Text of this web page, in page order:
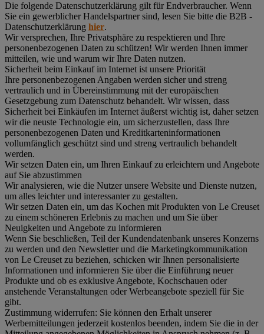
Die folgende Datenschutzerklärung gilt für Endverbraucher. Wenn
Sie ein gewerblicher Handelspartner sind, lesen Sie bitte die B2B -
Datenschutzerklärung hier.
Wir versprechen, Ihre Privatsphäre zu respektieren und Ihre
personenbezogenen Daten zu schützen! Wir werden Ihnen immer
mitteilen, wie und warum wir Ihre Daten nutzen.
Sicherheit beim Einkauf im Internet ist unsere Priorität
Ihre personenbezogenen Angaben werden sicher und streng
vertraulich und in Übereinstimmung mit der europäischen
Gesetzgebung zum Datenschutz behandelt. Wir wissen, dass
Sicherheit bei Einkäufen im Internet äußerst wichtig ist, daher setzen
wir die neuste Technologie ein, um sicherzustellen, dass Ihre
personenbezogenen Daten und Kreditkarteninformationen
vollumfänglich geschützt sind und streng vertraulich behandelt
werden.
Wir setzen Daten ein, um Ihren Einkauf zu erleichtern und Angebote
auf Sie abzustimmen
Wir analysieren, wie die Nutzer unsere Website und Dienste nutzen,
um alles leichter und interessanter zu gestalten.
Wir setzen Daten ein, um das Kochen mit Produkten von Le Creuset
zu einem schöneren Erlebnis zu machen und um Sie über
Neuigkeiten und Angebote zu informieren
Wenn Sie beschließen, Teil der Kundendatenbank unseres Konzerns
zu werden und den Newsletter und die Marketingkommunikation
von Le Creuset zu beziehen, schicken wir Ihnen personalisierte
Informationen und informieren Sie über die Einführung neuer
Produkte und ob es exklusive Angebote, Kochschauen oder
anstehende Veranstaltungen oder Werbeangebote speziell für Sie
gibt.
Zustimmung widerrufen: Sie können den Erhalt unserer
Werbemitteilungen jederzeit kostenlos beenden, indem Sie die in der